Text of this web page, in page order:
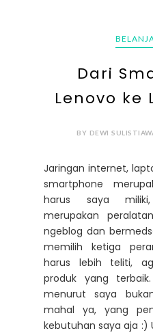
Dari
Lenovo ke
BY DEWI
Jaringan internet,
smartphone
harus saya
merupakan
ngeblog dan
memilih ketiga
harus lebih teliti,
produk yang
menurut saya
mahal ya, yang
kebutuhan saya aja :)